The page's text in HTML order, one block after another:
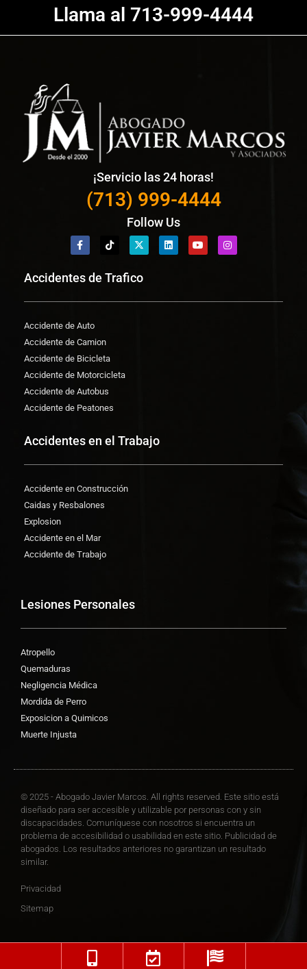
Llama al 713-999-4444
¡Servicio las 24 horas!
(713) 999-4444
Follow Us
Accidentes de Trafico
Accidente de Auto
Accidente de Camion
Accidente de Bicicleta
Accidente de Motorcicleta
Accidente de Autobus
Accidente de Peatones
Accidentes en el Trabajo
Accidente en Construcción
Caidas y Resbalones
Explosion
Accidente en el Mar
Accidente de Trabajo
Lesiones Personales
Atropello
Quemaduras
Negligencia Médica
Mordida de Perro
Exposicion a Quimicos
Muerte Injusta
© 2025 - Abogado Javier Marcos. All rights reserved. Este sitio está
diseñado para ser accesible y utilizable por personas con y sin
discapacidades. Comuníquese con nosotros si encuentra un
problema de accesibilidad o usabilidad en este sitio. Publicidad de
abogados. Los resultados anteriores no garantizan un resultado
similar.
Privacidad
Sitemap